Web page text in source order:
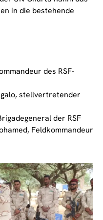
in die bestehende
des RSF-
stellvertretender
der RSF
Feldkommandeur